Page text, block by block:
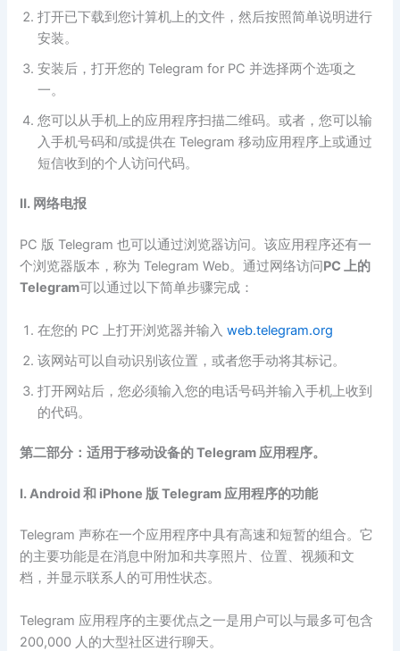
打开已下载到您计算机上的文件，然后按照简单说明进行
安装。
安装后，打开您的 Telegram for PC 并选择两个选项之
一。
您可以从手机上的应用程序扫描二维码。或者，您可以输
入手机号码和/或提供在 Telegram 移动应用程序上或通过
短信收到的个人访问代码。
Ⅱ. 网络电报
PC 版 Telegram 也可以通过浏览器访问。该应用程序还有一
个浏览器版本，称为 Telegram Web。通过网络访问PC 上的
Telegram可以通过以下简单步骤完成：
在您的 PC 上打开浏览器并输入web.telegram.org
该网站可以自动识别该位置，或者您手动将其标记。
打开网站后，您必须输入您的电话号码并输入手机上收到
的代码。
第二部分：适用于移动设备的 Telegram 应用程序。
Ⅰ. Android 和 iPhone 版 Telegram 应用程序的功能
Telegram 声称在一个应用程序中具有高速和短暂的组合。它
的主要功能是在消息中附加和共享照片、位置、视频和文
档，并显示联系人的可用性状态。
Telegram 应用程序的主要优点之一是用户可以与最多可包含
200,000 人的大型社区进行聊天。